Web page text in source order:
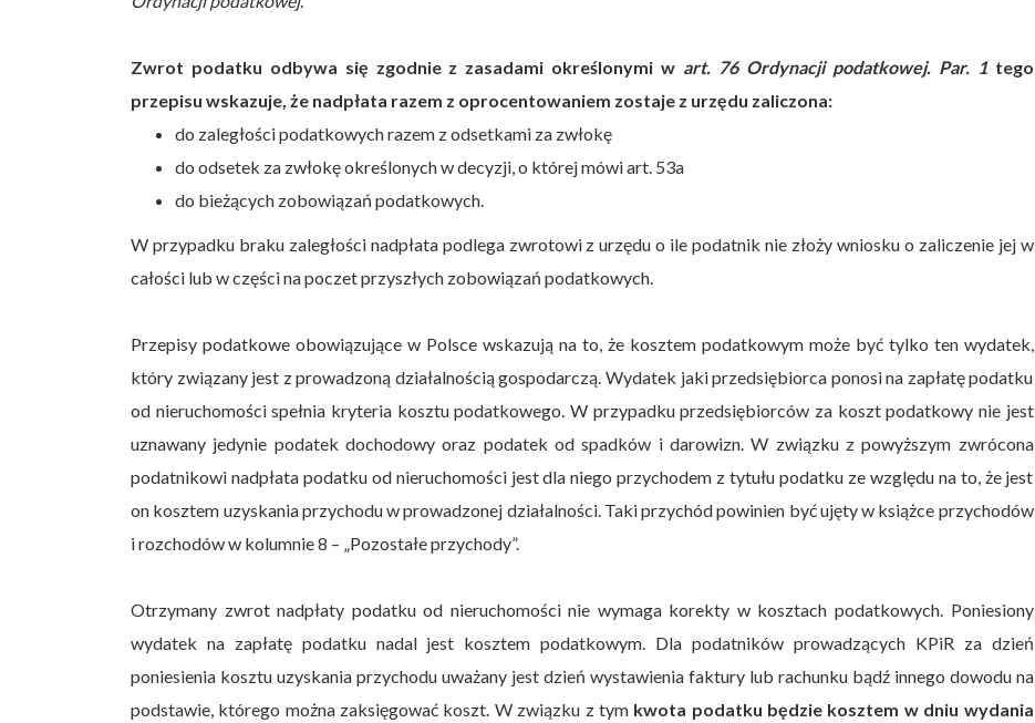
Zwrot podatku odbywa się zgodnie z zasadami określonymi w art. 76 Ordynacji podatkowej. Par. 1tego
przepisu wskazuje, że nadpłata razem z oprocentowaniem zostaje z urzędu zaliczona:
do zaległości podatkowych razem z odsetkami za zwłokę
do odsetek za zwłokę określonych w decyzji, o której mówi art. 53a
do bieżących zobowiązań podatkowych.
W przypadku braku zaległości nadpłata podlega zwrotowi z urzędu o ile podatnik nie złoży wniosku o zaliczenie jej w
całości lub w części na poczet przyszłych zobowiązań podatkowych.
Przepisy podatkowe obowiązujące w Polsce wskazują na to, że kosztem podatkowym może być tylko ten wydatek,
który związany jest z prowadzoną działalnością gospodarczą. Wydatek jaki przedsiębiorca ponosi na zapłatę podatku
od nieruchomości spełnia kryteria kosztu podatkowego. W przypadku przedsiębiorców za koszt podatkowy nie jest
uznawany jedynie podatek dochodowy oraz podatek od spadków i darowizn. W związku z powyższym zwrócona
podatnikowi nadpłata podatku od nieruchomości jest dla niego przychodem z tytułu podatku ze względu na to, że jest
on kosztem uzyskania przychodu w prowadzonej działalności. Taki przychód powinien być ujęty w książce przychodów
i rozchodów w kolumnie 8 – „Pozostałe przychody”.
Otrzymany zwrot nadpłaty podatku od nieruchomości nie wymaga korekty w kosztach podatkowych. Poniesiony
wydatek na zapłatę podatku nadal jest kosztem podatkowym. Dla podatników prowadzących KPiR za dzień
poniesienia kosztu uzyskania przychodu uważany jest dzień wystawienia faktury lub rachunku bądź innego dowodu na
podstawie, którego można zaksięgować koszt. W związku z tym kwota podatku będzie kosztem w dniu wydania